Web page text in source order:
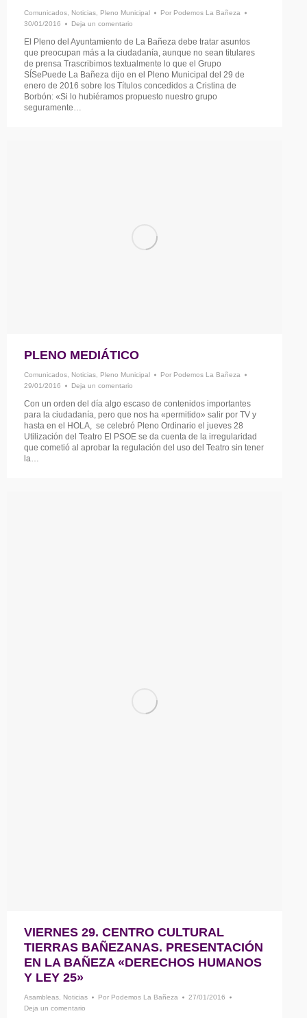
Comunicados Noticias Pleno Municipal Por Podemos La Bañeza
30/01/2016
Deja un comentario
El Pleno del Ayuntamiento de La Bañeza debe tratar asuntos
que preocupan más a la ciudadanía, aunque no sean titulares
de prensa Trascribimos textualmente lo que el Grupo
SÍSePuede La Bañeza dijo en el Pleno Municipal del 29 de
enero de 2016 sobre los Títulos concedidos a Cristina de
Borbón: «Si lo hubiéramos propuesto nuestro grupo
seguramente…
PLENO MEDIÁTICO
Comunicados Noticias Pleno Municipal Por Podemos La Bañeza
29/01/2016
Deja un comentario
Con un orden del día algo escaso de contenidos importantes
para la ciudadanía, pero que nos ha «permitido» salir por TV y
hasta en el HOLA, se celebró Pleno Ordinario el jueves 28
Utilización del Teatro El PSOE se da cuenta de la irregularidad
que cometió al aprobar la regulación del uso del Teatro sin tener
la…
VIERNES 29. CENTRO CULTURAL
TIERRAS BAÑEZANAS. PRESENTACIÓN
EN LA BAÑEZA «DERECHOS HUMANOS
Y LEY 25»
Asambleas Noticias Por Podemos La Bañeza
27/01/2016
Deja un comentario